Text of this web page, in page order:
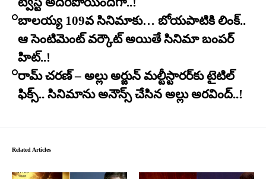
బాలయ్య 109వ సినిమాకు… బోయపాటికి లింక్..
ఆ సెంటిమెంట్ వర్కౌట్ అయితే సినిమా బంపర్
హిట్..!
రామ్ చరణ్ – అల్లు అర్జున్ మల్టీస్టారర్​కు టైటిల్
ఫిక్స్.. సినిమాను అనౌన్స్ చేసిన అల్లు అరవింద్..!
Related Articles